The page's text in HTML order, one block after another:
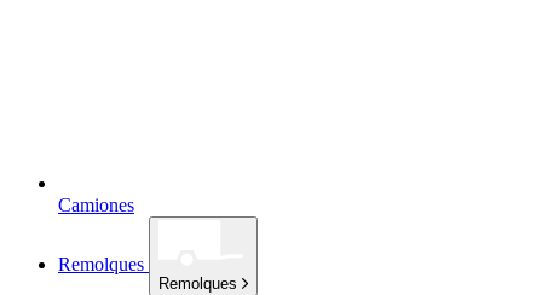
Camiones
Remolques
Remolques